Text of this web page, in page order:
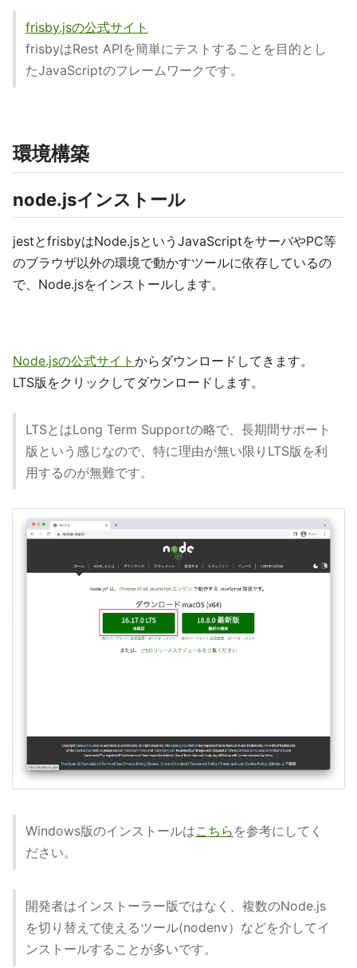
frisby.jsの公式サイト
frisbyはRest APIを簡単にテストすることを目的とし
たJavaScriptのフレームワークです。
環境構築
node.jsインストール
jestとfrisbyはNode.jsというJavaScriptをサーバやPC等
のブラウザ以外の環境で動かすツールに依存しているの
で、Node.jsをインストールします。
Node.jsの公式サイト からダウンロードしてきます。
LTS版をクリックしてダウンロードします。
LTSとはLong Term Supportの略で、長期間サポート
版という感じなので、特に理由が無い限りLTS版を利
用するのが無難です。
Windows版のインストールはこちら を参考にしてく
ださい。
開発者はインストーラー版ではなく、複数のNode.js
を切り替えて使えるツール(nodenv）などを介してイ
ンストールすることが多いです。